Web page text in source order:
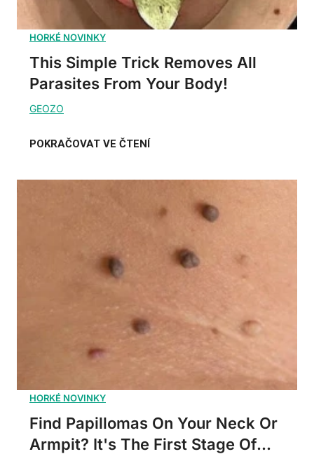
This Simple Trick Removes All
Parasites From Your Body!
Find Papillomas On Your Neck Or
Armpit? It's The First Stage Of...